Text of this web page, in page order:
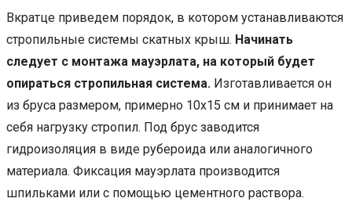
Вкратце приведем порядок, в котором устанавливаются
стропильные системы скатных крыш. Начинать
следует с монтажа мауэрлата, на который будет
опираться стропильная система. Изготавливается он
из бруса размером, примерно 10х15 см и принимает на
себя нагрузку стропил. Под брус заводится
гидроизоляция в виде рубероида или аналогичного
материала. Фиксация мауэрлата производится
шпильками или с помощью цементного раствора.